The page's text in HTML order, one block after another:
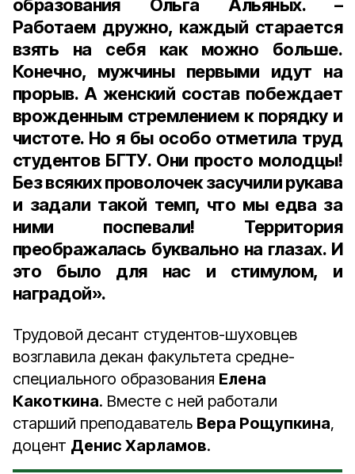
образования Ольга Альяных. –
Работаем дружно, каждый старается
взять на себя как можно больше.
Конечно, мужчины первыми идут на
прорыв. А женский состав побеждает
врожденным стремлением к порядку и
чистоте. Но я бы особо отметила труд
студентов БГТУ. Они просто молодцы!
Без всяких проволочек засучили рукава
и задали такой темп, что мы едва за
ними поспевали! Территория
преображалась буквально на глазах. И
это было для нас и стимулом, и
наградой».
Трудовой десант студентов-шуховцев
возглавила декан факультета средне-
специального образования Елена
Какоткина. Вместе с ней работали
старший преподаватель Вера Рощупкина,
доцент Денис Харламов.